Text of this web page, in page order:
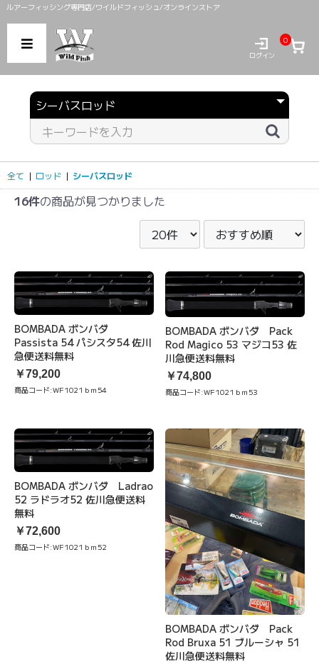
ルアーフィッシング専門店/ワイルドフィッシュ/オンラインストア
ログイン
0
全て | ロッド | シーバスロッド
16件の商品が見つかりました
BOMBADA ボンバダ
Passista 54 パシスタ54 佐川
急便送料無料
￥79,200
商品コード:WF1021ｂｍ54
BOMBADA ボンバダ Pack
Rod Magico 53 マジコ53 佐
川急便送料無料
￥74,800
商品コード:WF1021ｂｍ53
BOMBADA ボンバダ Ladrao
52 ラドラオ52 佐川急便送料
無料
￥72,600
商品コード:WF1021ｂｍ52
BOMBADA ボンバダ Pack
Rod Bruxa 51 ブルーシャ 51
佐川急便送料無料